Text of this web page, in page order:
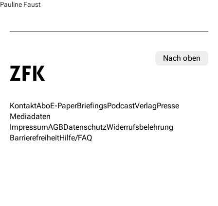
Pauline Faust
Nach oben
KontaktAboE-PaperBriefingsPodcastVerlagPresse
Mediadaten
ImpressumAGBDatenschutzWiderrufsbelehrung
BarrierefreiheitHilfe/FAQ